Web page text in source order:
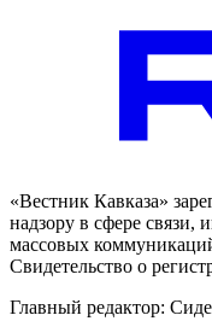
«Вестник Кавказа»
надзору в сфере
массовых
Свидетельство о
Главный редактор: